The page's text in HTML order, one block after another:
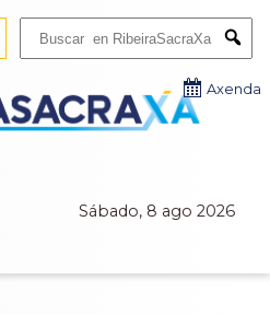
Sábado, 8 ago 2026
Axenda